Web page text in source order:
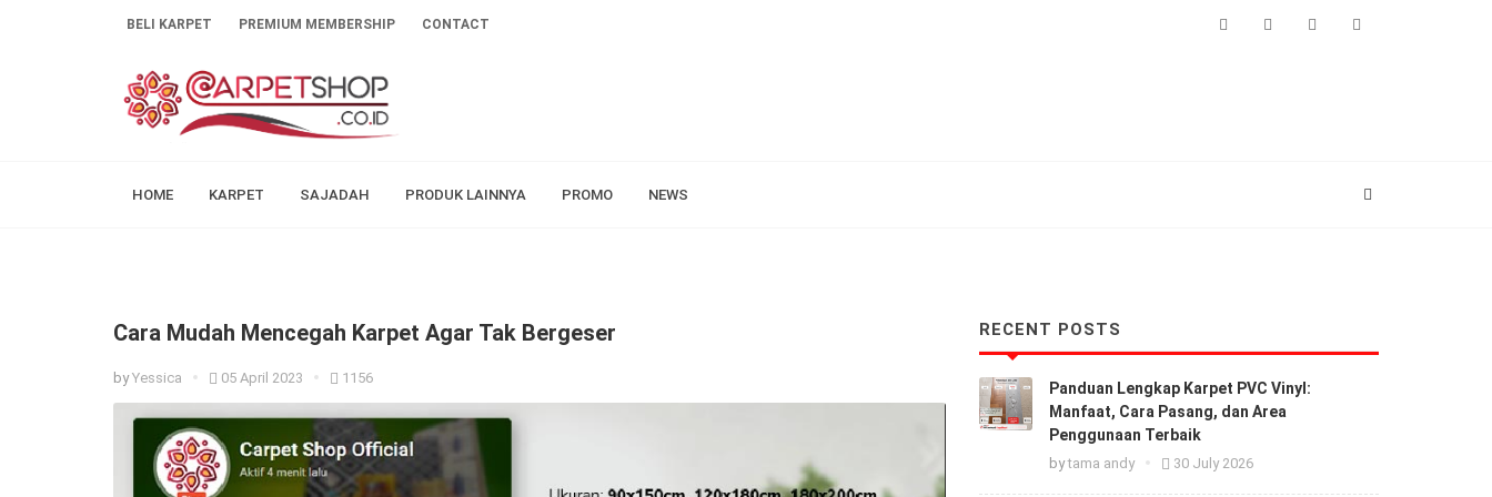
BELI KARPET PREMIUM MEMBERSHIP CONTACT
HOME KARPET SAJADAH PRODUK LAINNYA PROMO NEWS
Cara Mudah Mencegah Karpet Agar Tak Bergeser
by Yessica 05 April 2023 1156
RECENT POSTS
Panduan Lengkap Karpet PVC Vinyl:
Manfaat, Cara Pasang, dan Area
Penggunaan Terbaik
by tama andy 30 July 2026